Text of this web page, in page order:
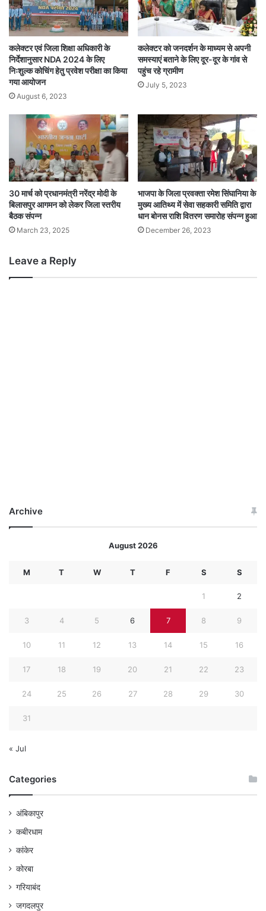
कलेक्टर एवं जिला शिक्षा अधिकारी के
निर्देशानुसार NDA 2024 के लिए
निःशुल्क कोचिंग हेतु प्रवेश परीक्षा का किया
गया आयोजन
August 6, 2023
कलेक्टर को जनदर्शन के माध्यम से अपनी
समस्याएं बताने के लिए दूर-दूर के गांव से
पहुंच रहे ग्रामीण
July 5, 2023
30 मार्च को प्रधानमंत्री नरेंद्र मोदी के
बिलासपुर आगमन को लेकर जिला स्तरीय
बैठक संपन्न
March 23, 2025
भाजपा के जिला प्रवक्ता रमेश सिंघानिया के
मुख्य आतिथ्य में सेवा सहकारी समिति द्वारा
धान बोनस राशि वितरण समारोह संपन्न हुआ
December 26, 2023
Leave a Reply
Archive
August 2026
M T W T F S S
1 2
3 4 5 6 7 8 9
10 11 12 13 14 15 16
17 18 19 20 21 22 23
24 25 26 27 28 29 30
31
« Jul
Categories
अंबिकापुर
कबीरधाम
कांकेर
कोरबा
गरियाबंद
जगदलपुर